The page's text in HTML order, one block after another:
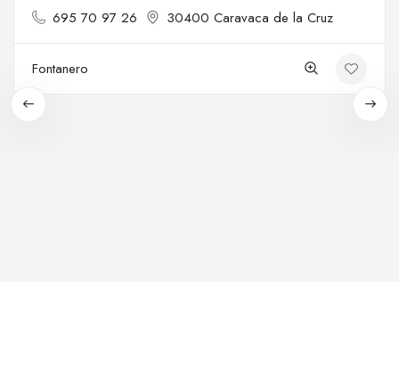
695 70 97 26 30400 Caravaca de la Cruz
Fontanero